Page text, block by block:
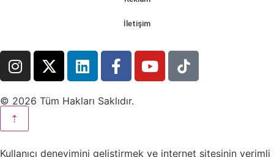
İletişim
© 2026 Tüm Hakları Saklıdır.
⇡
Kullanıcı deneyimini geliştirmek ve internet sitesinin verimli